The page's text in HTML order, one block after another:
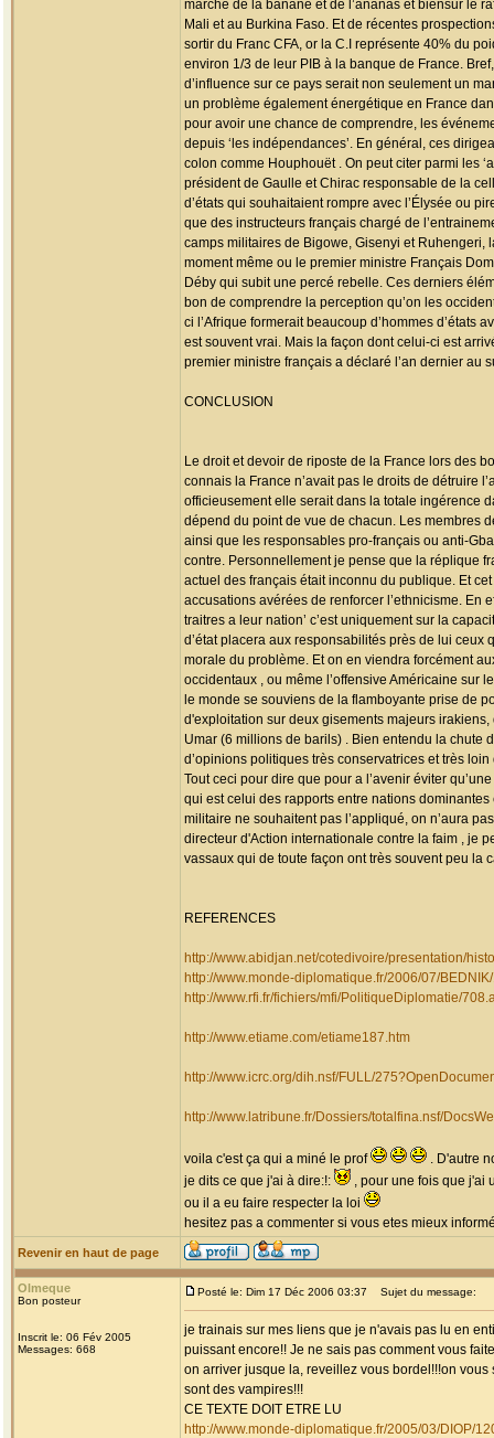
marché de la banane et de l’ananas et biensur le
Mali et au Burkina Faso. Et de récentes
sortir du Franc CFA, or la C.I représente 40% du
environ 1/3 de leur PIB à la banque de France.
d’influence sur ce pays serait non seulement un
un problème également énergétique en France
pour avoir une chance de comprendre, les
depuis ‘les indépendances’. En général, ces
colon comme Houphouët . On peut citer parmi les
président de Gaulle et Chirac responsable de la
d’états qui souhaitaient rompre avec l’Élysée ou
que des instructeurs français chargé de
camps militaires de Bigowe, Gisenyi et Ruhengeri,
moment même ou le premier ministre Français
Déby qui subit une percé rebelle. Ces derniers
bon de comprendre la perception qu’on les
ci l’Afrique formerait beaucoup d’hommes
est souvent vrai. Mais la façon dont celui-ci est
premier ministre français a déclaré l’an dernier au
CONCLUSION
Le droit et devoir de riposte de la France lors des
connais la France n’avait pas le droits de détruire
officieusement elle serait dans la totale ingérence
dépend du point de vue de chacun. Les membres
ainsi que les responsables pro-français ou anti-
contre. Personnellement je pense que la réplique
actuel des français était inconnu du publique. Et
accusations avérées de renforcer l’ethnicisme. En
traitres a leur nation’ c’est uniquement sur la
d’état placera aux responsabilités près de lui
morale du problème. Et on en viendra forcément
occidentaux , ou même l’offensive Américaine sur
le monde se souviens de la flamboyante prise de
d'exploitation sur deux gisements majeurs
Umar (6 millions de barils) . Bien entendu la chute
d’opinions politiques très conservatrices et très
Tout ceci pour dire que pour a l’avenir éviter
qui est celui des rapports entre nations
militaire ne souhaitent pas l’appliqué, on n’aura
directeur d'Action internationale contre la faim , je
vassaux qui de toute façon ont très souvent peu la
REFERENCES
http://www.abidjan.net/cotedivoire/presentation/
http://www.monde-diplomatique.fr/2006/07/
http://www.rfi.fr/fichiers/mfi/PolitiqueDiplomatie/
http://www.etiame.com/etiame187.htm
http://www.icrc.org/dih.nsf/FULL/
http://www.latribune.fr/Dossiers/totalfina.nsf/
voila c'est ça qui a miné le prof
. D'autre
je dits ce que j'ai à dire:!:
, pour une fois que j'ai
ou il a eu faire respecter la loi
hesitez pas a commenter si vous etes mieux
Revenir en haut de page
Olmeque
Bon posteur
Inscrit le: 06 Fév 2005
Messages: 668
Posté le: Dim 17 Déc 2006 03:37 Sujet du message:
je trainais sur mes liens que je n'avais pas lu en
puissant encore!! Je ne sais pas comment vous
on arriver jusque la, reveillez vous bordel!!!on
sont des vampires!!!
CE TEXTE DOIT ETRE LU
http://www.monde-diplomatique.fr/2005/03/DIOP/